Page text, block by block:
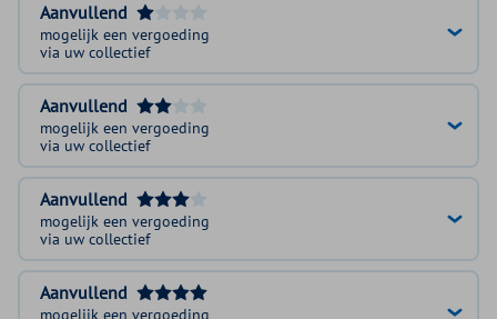
Aanvullend
mogelijk een vergoeding
via uw collectief
Aanvullend
mogelijk een vergoeding
via uw collectief
Aanvullend
mogelijk een vergoeding
via uw collectief
Aanvullend
mogelijk een vergoeding